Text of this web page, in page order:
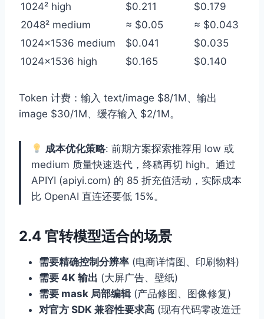
1024² high
$0.211
$0.179
2048² medium
≈ $0.05
≈ $0.043
1024×1536 medium
$0.041
$0.035
1024×1536 high
$0.165 $0.140
Token 计费：输入 text/image $8/1M、输出
image $30/1M、缓存输入 $2/1M。
成本优化策略: 前期方案探索推荐用 low 或
medium 质量快速迭代，终稿再切 high。通过
APIYI (apiyi.com) 的 85 折充值活动，实际成本
比 OpenAI 直连还要低 15%。
2.4 官转模型适合的场景
需要精确控制分辨率 (电商详情图、印刷物料)
需要 4K 输出 (大屏广告、壁纸)
需要 mask 局部编辑(产品修图、图像修复)
对官方 SDK 兼容性要求高 (现有代码零改造迁